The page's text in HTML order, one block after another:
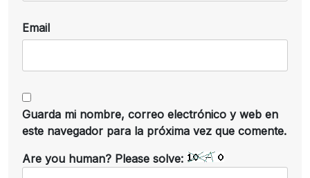
Email
Guarda mi nombre, correo electrónico y web en
este navegador para la próxima vez que comente.
Are you human? Please solve: